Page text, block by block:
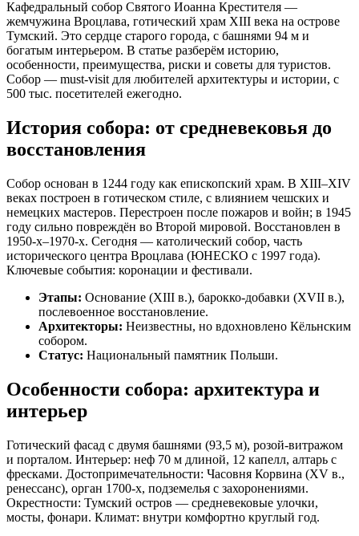
Кафедральный собор Святого Иоанна Крестителя —
жемчужина Вроцлава, готический храм XIII века на острове
Тумский. Это сердце старого города, с башнями 94 м и
богатым интерьером. В статье разберём историю,
особенности, преимущества, риски и советы для туристов.
Собор — must-visit для любителей архитектуры и истории, с
500 тыс. посетителей ежегодно.
История собора: от средневековья до
восстановления
Собор основан в 1244 году как епископский храм. В XIII–XIV
веках построен в готическом стиле, с влиянием чешских и
немецких мастеров. Перестроен после пожаров и войн; в 1945
году сильно повреждён во Второй мировой. Восстановлен в
1950-х–1970-х. Сегодня — католический собор, часть
исторического центра Вроцлава (ЮНЕСКО с 1997 года).
Ключевые события: коронации и фестивали.
Этапы: Основание (XIII в.), барокко-добавки (XVII в.),
послевоенное восстановление.
Архитекторы: Неизвестны, но вдохновлено Кёльнским
собором.
Статус: Национальный памятник Польши.
Особенности собора: архитектура и
интерьер
Готический фасад с двумя башнями (93,5 м), розой-витражом
и порталом. Интерьер: неф 70 м длиной, 12 капелл, алтарь с
фресками. Достопримечательности: Часовня Корвина (XV в.,
ренессанс), орган 1700-х, подземелья с захоронениями.
Окрестности: Тумский остров — средневековые улочки,
мосты, фонари. Климат: внутри комфортно круглый год.